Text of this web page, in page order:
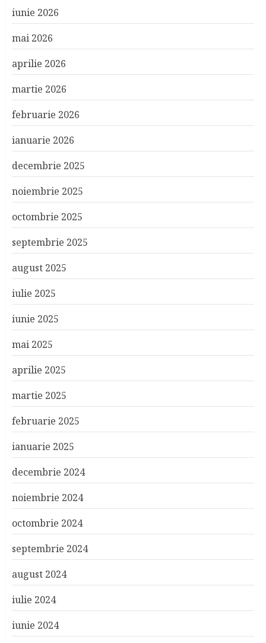
iunie 2026
mai 2026
aprilie 2026
martie 2026
februarie 2026
ianuarie 2026
decembrie 2025
noiembrie 2025
octombrie 2025
septembrie 2025
august 2025
iulie 2025
iunie 2025
mai 2025
aprilie 2025
martie 2025
februarie 2025
ianuarie 2025
decembrie 2024
noiembrie 2024
octombrie 2024
septembrie 2024
august 2024
iulie 2024
iunie 2024